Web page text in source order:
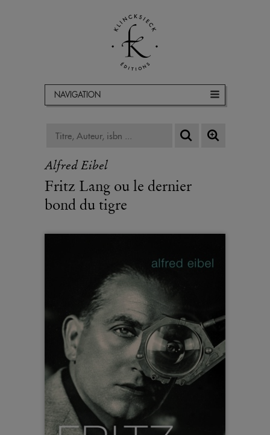
NAVIGATION
Alfred Eibel
Fritz Lang ou le dernier
bond du tigre